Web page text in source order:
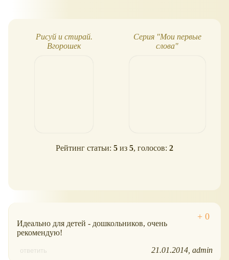
Рисуй и стирай.
Вгорошек
Серия "Мои первые
слова"
Рейтинг статьи: 5 из 5, голосов: 2
Идеально для детей - дошкольников, очень
рекомендую!
ответить 21.01.2014 admin